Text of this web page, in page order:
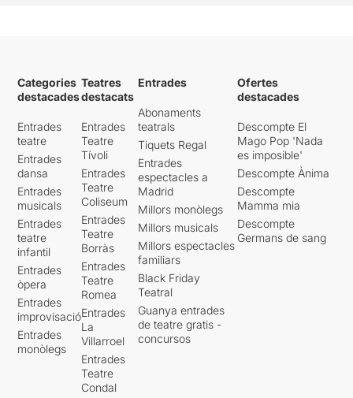
Categories
destacades
Entrades
teatre
Entrades
dansa
Entrades
musicals
Entrades
teatre
infantil
Entrades
òpera
Entrades
improvisació
Entrades
monòlegs
Teatres
destacats
Entrades
Teatre
Tívoli
Entrades
Teatre
Coliseum
Entrades
Teatre
Borràs
Entrades
Teatre
Romea
Entrades
La
Villarroel
Entrades
Teatre
Condal
Entrades
Abonaments
teatrals
Tiquets Regal
Entrades
espectacles a
Madrid
Millors monòlegs
Millors musicals
Millors espectacles
familiars
Black Friday
Teatral
Guanya entrades
de teatre gratis -
concursos
Ofertes
destacades
Descompte El
Mago Pop 'Nada
es imposible'
Descompte Ànima
Descompte
Mamma mia
Descompte
Germans de sang